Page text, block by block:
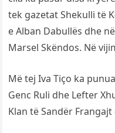
tek gazetat Shekulli të
e Alban Dabullës dhe
Marsel Skëndos. Në
Më tej Iva Tiço ka
Genc Ruli dhe Lefter
Klan të Sandër Frangajt